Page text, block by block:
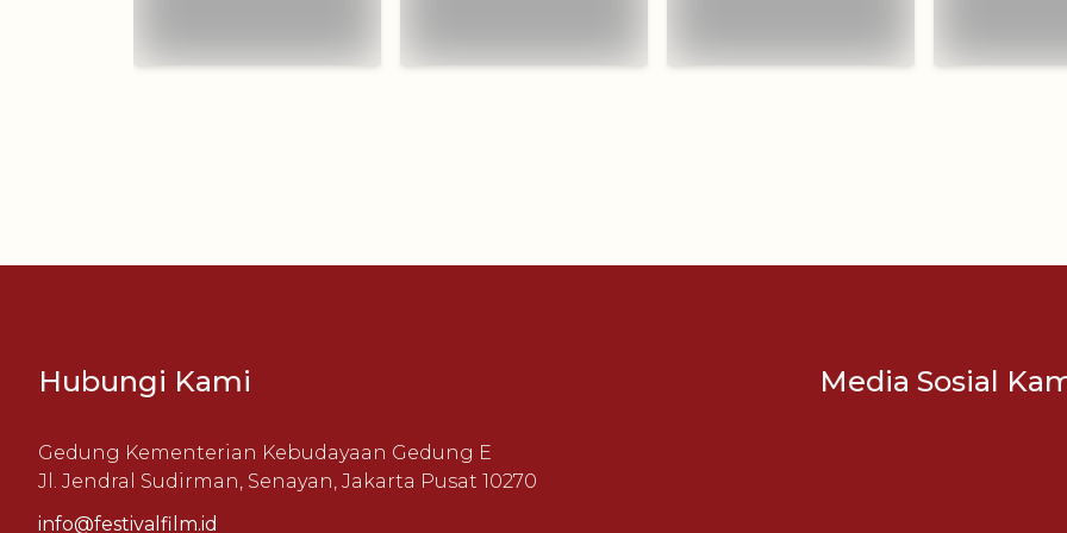
Hubungi Kami
Gedung Kementerian Kebudayaan Gedung E
Jl. Jendral Sudirman, Senayan, Jakarta Pusat 10270
info@festivalfilm.id
Media Sosial